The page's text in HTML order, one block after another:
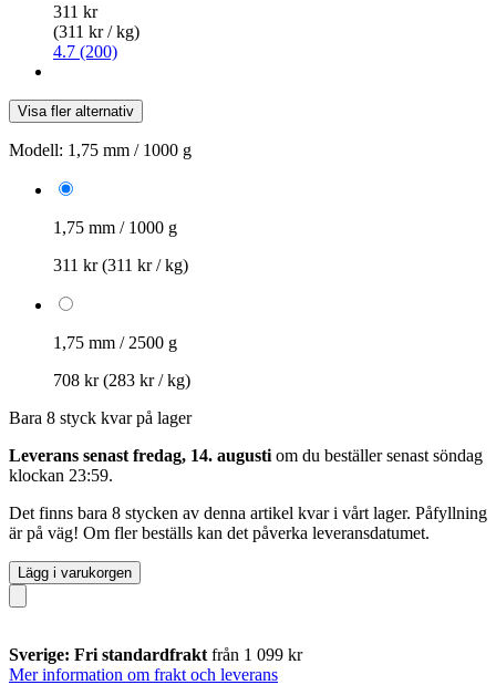
311 kr
(311 kr / kg)
4.7 (200)
Visa fler alternativ
Modell: 1,75 mm / 1000 g
1,75 mm / 1000 g
311 kr(311 kr / kg)
1,75 mm / 2500 g
708 kr(283 kr / kg)
Bara 8 styck kvar på lager
Leverans senast fredag, 14. augusti om du beställer senast söndag
klockan 23:59.
Det finns bara 8 stycken av denna artikel kvar i vårt lager. Påfyllning
är på väg! Om fler beställs kan det påverka leveransdatumet.
Lägg i varukorgen
Sverige: Fri standardfrakt från 1 099 kr
Mer information om frakt och leverans